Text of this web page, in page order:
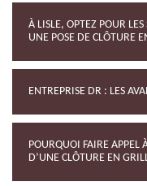
À LISLE, OPTEZ POUR
UNE POSE DE CLÔTURE
ENTREPRISE DR : LES
POURQUOI FAIRE APPEL
D’UNE CLÔTURE EN